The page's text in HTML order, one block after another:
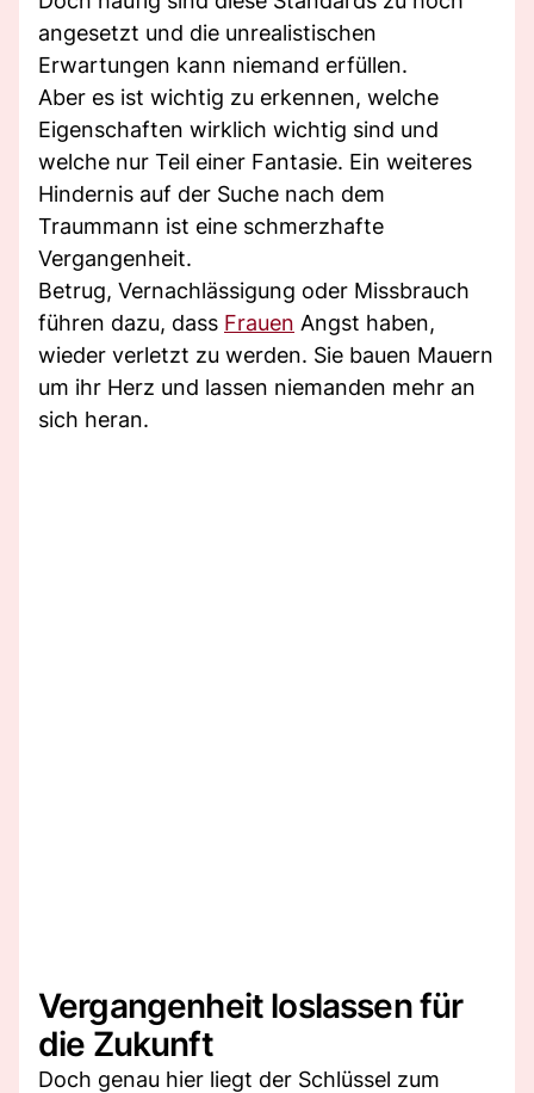
angesetzt und die unrealistischen
Erwartungen kann niemand erfüllen.
Aber es ist wichtig zu erkennen, welche
Eigenschaften wirklich wichtig sind und
welche nur Teil einer Fantasie. Ein weiteres
Hindernis auf der Suche nach dem
Traummann ist eine schmerzhafte
Vergangenheit.
Betrug, Vernachlässigung oder Missbrauch
führen dazu, dass Frauen Angst haben,
wieder verletzt zu werden. Sie bauen Mauern
um ihr Herz und lassen niemanden mehr an
sich heran.
Vergangenheit loslassen für
die Zukunft
Doch genau hier liegt der Schlüssel zum